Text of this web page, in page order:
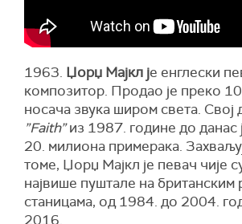
1963. Џорџ Мајкл је енглески
композитор. Продао је преко
носача звука широм света. Свој
”Faith”из 1987. године до данас
20. милиона примерака.
томе, Џорџ Мајкл је певач чије
највише пуштале на британским
станицама, од 1984. до 2004.
2016.